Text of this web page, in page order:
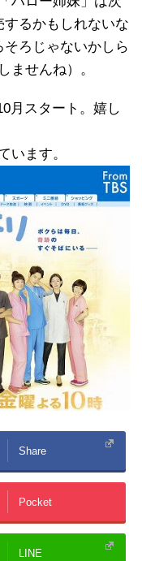
るかもしれないな
ろじゃないかしら
ませんね）。
月スタート。嬉し
います。
Share
Pocket
LINE